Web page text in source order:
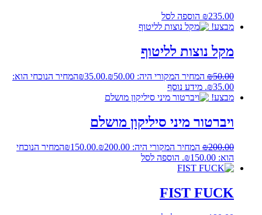
₪235.00
הוספה לסל
מבצע!
מקל נוצות לליטוף
₪50.00 המחיר המקורי היה: ₪50.00. ₪35.00
המחיר הנוכחי הוא:
₪35.00. מידע נוסף
מבצע!
ויברטור מיני סיליקון מושלם
₪200.00 המחיר המקורי היה: ₪200.00. ₪150.00
המחיר הנוכחי
הוא: ₪150.00.
הוספה לסל
FIST FUCK